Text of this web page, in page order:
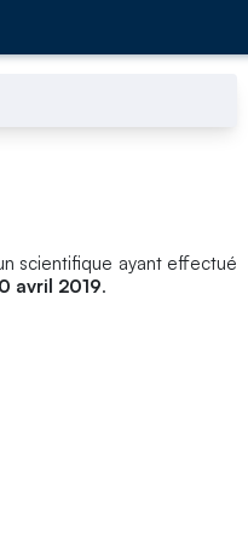
scientifique ayant effectué
avril 2019.